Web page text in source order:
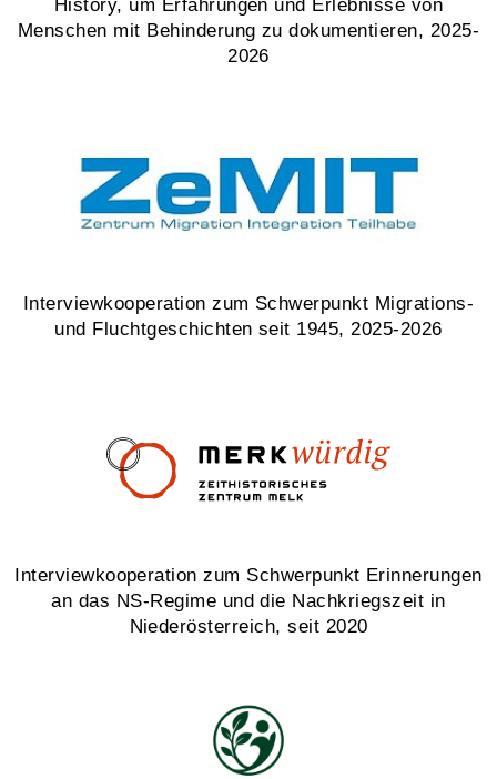
History, um Erfahrungen und Erlebnisse von
Menschen mit Behinderung zu dokumentieren, 2025-
2026
Interviewkooperation zum Schwerpunkt Migrations-
und Fluchtgeschichten seit 1945, 2025-2026
Interviewkooperation zum Schwerpunkt Erinnerungen
an das NS-Regime und die Nachkriegszeit in
Niederösterreich, seit 2020